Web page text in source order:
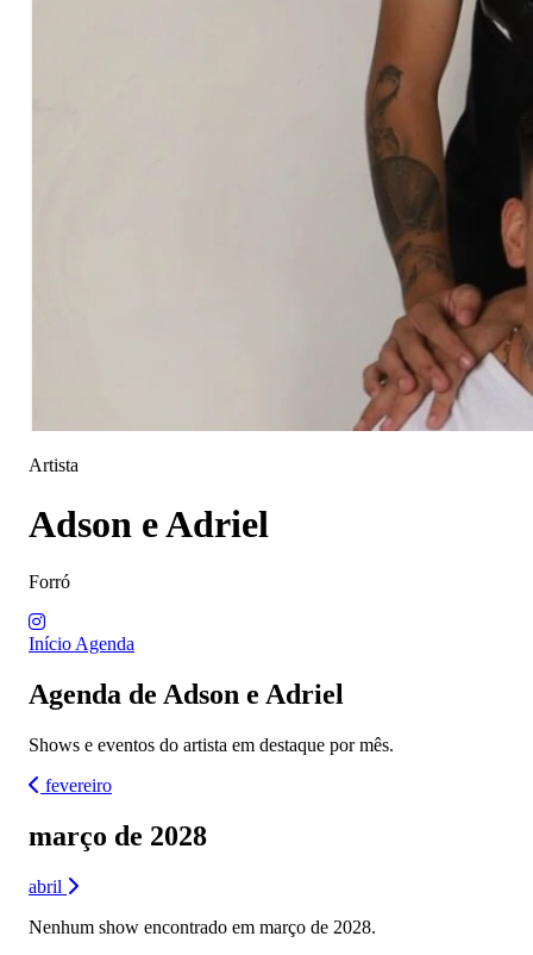
Artista
Adson e Adriel
Forró
Início Agenda
Agenda de Adson e Adriel
Shows e eventos do artista em destaque por mês.
fevereiro
março de 2028
abril
Nenhum show encontrado em março de 2028.